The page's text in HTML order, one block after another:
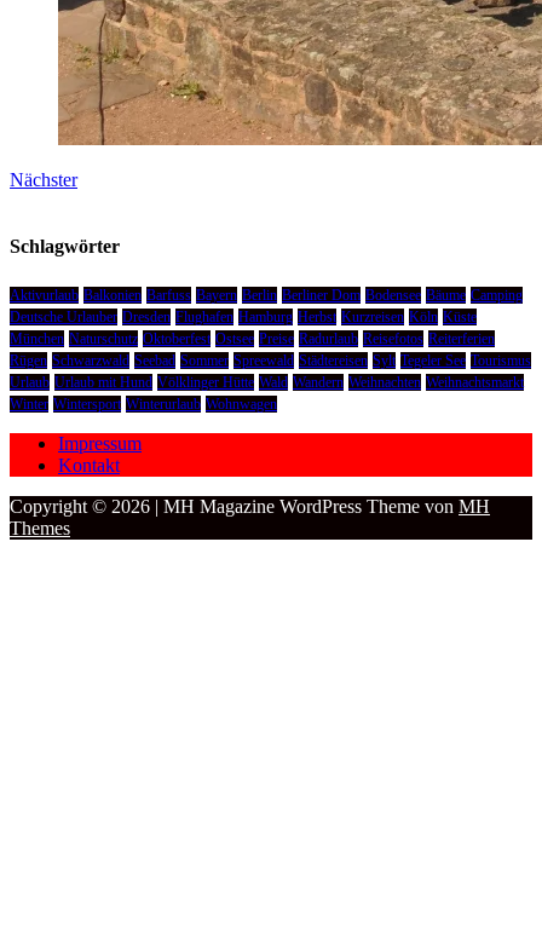
Nächster
Schlagwörter
Aktivurlaub Balkonien Barfuss Bayern Berlin Berliner Dom Bodensee Bäume Camping
Deutsche Urlauber Dresden Flughafen Hamburg Herbst Kurzreisen Köln Küste
München Naturschutz Oktoberfest Ostsee Preise Radurlaub Reisefotos Reiterferien
Rügen Schwarzwald Seebad Sommer Spreewald Städtereisen Sylt Tegeler See Tourismus
Urlaub Urlaub mit Hund Völklinger Hütte Wald Wandern Weihnachten Weihnachtsmarkt
Winter Wintersport Winterurlaub Wohnwagen
Impressum
Kontakt
Copyright © 2026 | MH Magazine WordPress Theme von MH
Themes